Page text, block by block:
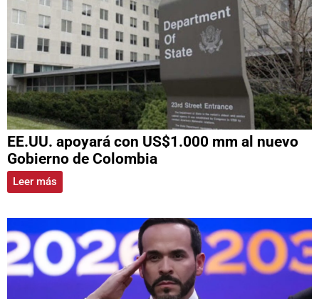
EE.UU. apoyará con US$1.000 mm al nuevo
Gobierno de Colombia
Leer más